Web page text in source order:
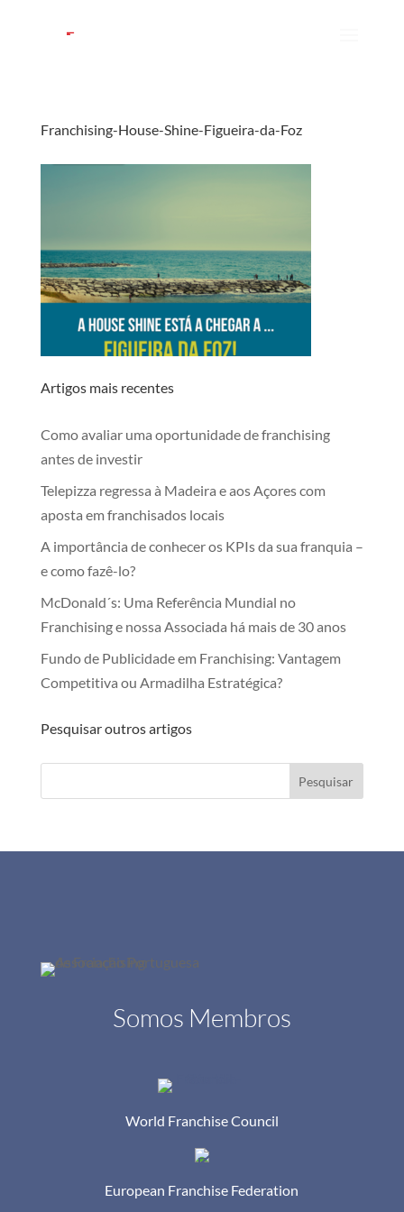
Franchising-House-Shine-Figueira-da-Foz
Artigos mais recentes
Como avaliar uma oportunidade de franchising
antes de investir
Telepizza regressa à Madeira e aos Açores com
aposta em franchisados locais
A importância de conhecer os KPIs da sua franquia –
e como fazê-lo?
McDonald´s: Uma Referência Mundial no
Franchising e nossa Associada há mais de 30 anos
Fundo de Publicidade em Franchising: Vantagem
Competitiva ou Armadilha Estratégica?
Pesquisar outros artigos
Pesquisar
Somos Membros
World Franchise Council
European Franchise Federation